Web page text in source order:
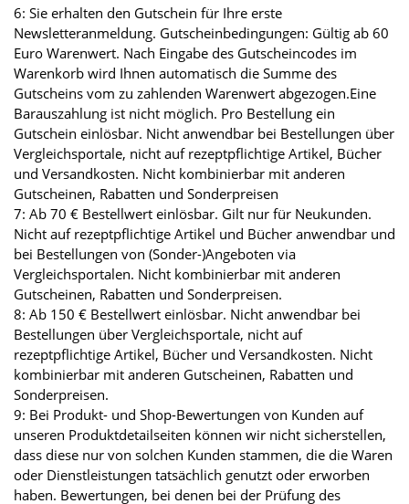
6: Sie erhalten den Gutschein für Ihre erste
Newsletteranmeldung. Gutscheinbedingungen: Gültig ab 60
Euro Warenwert. Nach Eingabe des Gutscheincodes im
Warenkorb wird Ihnen automatisch die Summe des
Gutscheins vom zu zahlenden Warenwert abgezogen.Eine
Barauszahlung ist nicht möglich. Pro Bestellung ein
Gutschein einlösbar. Nicht anwendbar bei Bestellungen über
Vergleichsportale, nicht auf rezeptpflichtige Artikel, Bücher
und Versandkosten. Nicht kombinierbar mit anderen
Gutscheinen, Rabatten und Sonderpreisen
7: Ab 70 € Bestellwert einlösbar. Gilt nur für Neukunden.
Nicht auf rezeptpflichtige Artikel und Bücher anwendbar und
bei Bestellungen von (Sonder-)Angeboten via
Vergleichsportalen. Nicht kombinierbar mit anderen
Gutscheinen, Rabatten und Sonderpreisen.
8: Ab 150 € Bestellwert einlösbar. Nicht anwendbar bei
Bestellungen über Vergleichsportale, nicht auf
rezeptpflichtige Artikel, Bücher und Versandkosten. Nicht
kombinierbar mit anderen Gutscheinen, Rabatten und
Sonderpreisen.
9: Bei Produkt- und Shop-Bewertungen von Kunden auf
unseren Produktdetailseiten können wir nicht sicherstellen,
dass diese nur von solchen Kunden stammen, die die Waren
oder Dienstleistungen tatsächlich genutzt oder erworben
haben. Bewertungen, bei denen bei der Prüfung des